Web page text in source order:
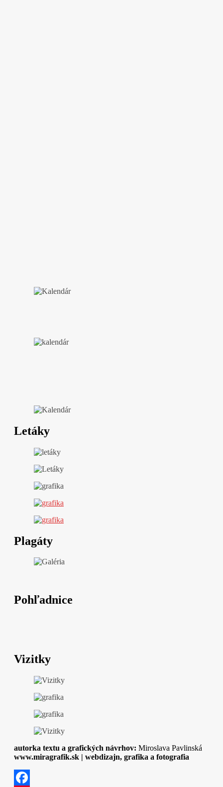
Letáky
Plagáty
Pohľadnice
Vizitky
autorka textu a grafických návrhov: Miroslava Pavlinská
www.miragrafik.sk | webdizajn, grafika a fotografia